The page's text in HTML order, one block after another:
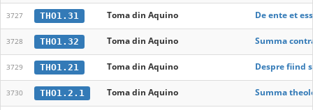
3727 THO1.31 Toma din Aquino De ente et
3728 THO1.32 Toma din Aquino Summa
3729 THO1.21 Toma din Aquino Despre fiind
3730 THO1.2.1 Toma din Aquino Summa